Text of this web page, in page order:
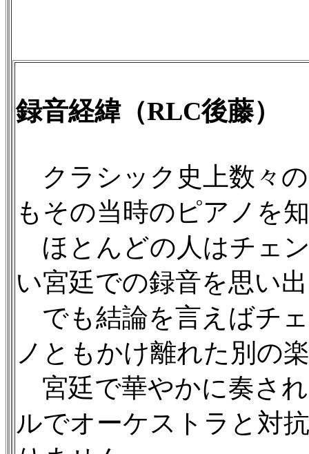
録音経緯（RLC後藤）
クラシック史上数々
もその当時のピアノを
ほとんどの人はチェ
い宮廷での録音を思い
でも結論を言えばチ
ノともかけ離れた別の
宮廷で華やかに奏さ
ルでオーケストラと対